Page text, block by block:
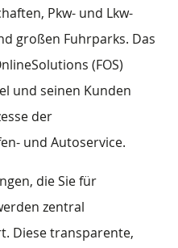
Pkw- und Lkw-
großen Fuhrparks. Das
(FOS)
und seinen Kunden
der
und Autoservice.
die Sie für
zentral
Diese transparente,